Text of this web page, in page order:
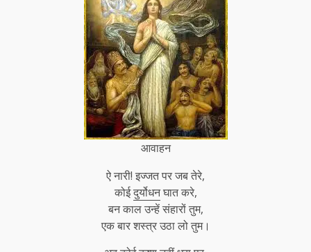
आवाहन
ऐ नारी! इज्जत पर जब तेरे,
कोईदुर्योधनघात करे,
बन काल उन्हें संहारों तुम,
एक बार शस्त्र उठा लो तुम।